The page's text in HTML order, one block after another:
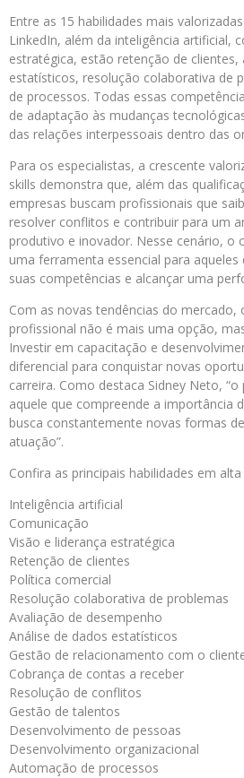
Entre as 15 habilidades mais
LinkedIn, além da inteligência artificial,
estratégica, estão retenção de clientes,
estatísticos, resolução colaborativa de
de processos. Todas essas
de adaptação às mudanças
das relações interpessoais dentro das
Para os especialistas, a crescente
skills demonstra que, além das
empresas buscam profissionais que
resolver conflitos e contribuir para um
produtivo e inovador. Nesse cenário, o
uma ferramenta essencial para
suas competências e alcançar uma
Com as novas tendências do
profissional não é mais uma opção,
Investir em capacitação e
diferencial para conquistar novas
carreira. Como destaca Sidney Neto,
aquele que compreende a importância
busca constantemente novas formas
atuação”.
Confira as principais habilidades em
Inteligência artificial
Comunicação
Visão e liderança estratégica
Retenção de clientes
Política comercial
Resolução colaborativa de problemas
Avaliação de desempenho
Análise de dados estatísticos
Gestão de relacionamento com o
Cobrança de contas a receber
Resolução de conflitos
Gestão de talentos
Desenvolvimento de pessoas
Desenvolvimento organizacional
Automação de processos